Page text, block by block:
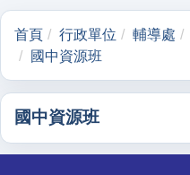
首頁 行政單位 輔導處
國中資源班
國中資源班